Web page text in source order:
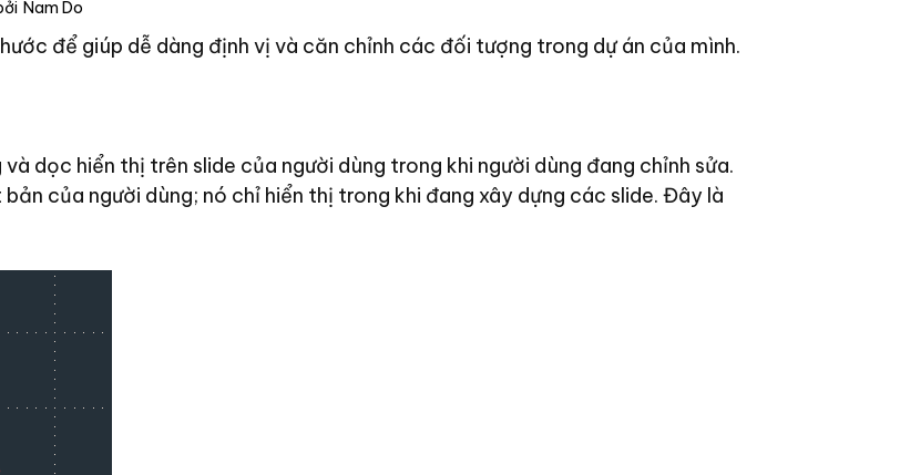
Nam Do
để giúp dễ dàng định vị và căn chỉnh các đối tượng trong dự án của mình.
dọc hiển thị trên slide của người dùng trong khi người dùng đang chỉnh sửa.
của người dùng; nó chỉ hiển thị trong khi đang xây dựng các slide. Đây là